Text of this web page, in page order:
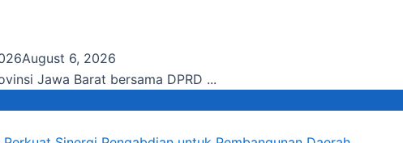
August 6, 2026
Jawa Barat bersama DPRD ...